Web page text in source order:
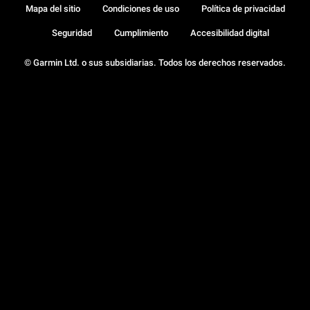
© Garmin Ltd. o sus subsidiarias. Todos los derechos reservados.
Mapa del sitio Condiciones de uso Política de privacidad
Seguridad Cumplimiento Accesibilidad digital